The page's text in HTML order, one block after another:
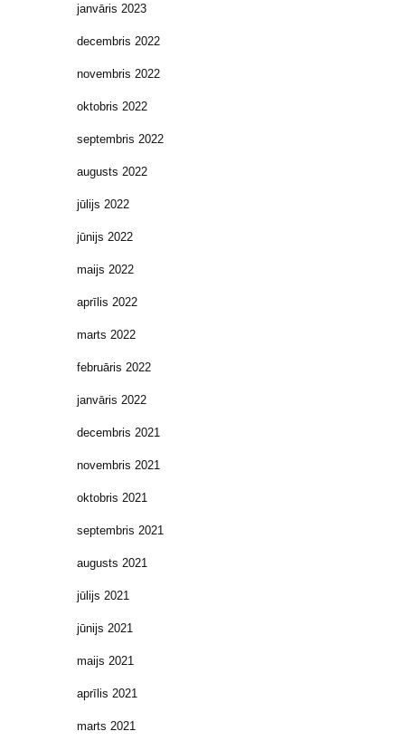
janvāris 2023
decembris 2022
novembris 2022
oktobris 2022
septembris 2022
augusts 2022
jūlijs 2022
jūnijs 2022
maijs 2022
aprīlis 2022
marts 2022
februāris 2022
janvāris 2022
decembris 2021
novembris 2021
oktobris 2021
septembris 2021
augusts 2021
jūlijs 2021
jūnijs 2021
maijs 2021
aprīlis 2021
marts 2021